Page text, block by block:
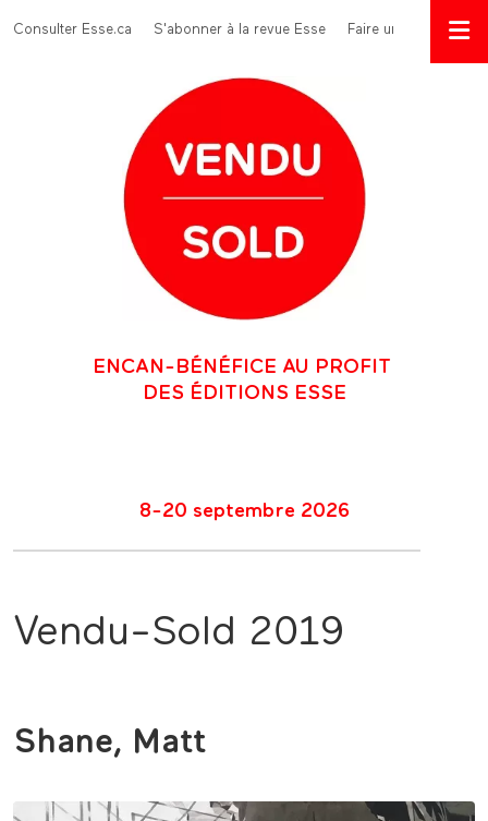
Menu Top
Consulter Esse.ca S'abonner à la revue Esse Faire un don
ENCAN-BÉNÉFICE AU PROFIT
DES ÉDITIONS ESSE
8-20 septembre 2026
Vendu-Sold 2019
Shane, Matt